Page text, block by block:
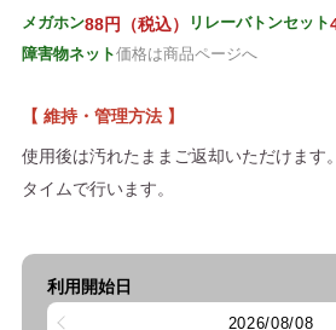
メガホン88円（税込） リレーバトンセット
障害物ネット価格は商品ページへ
【 維持・管理方法 】
使用後は汚れたままご返却いただけます
タイムで行います。
利用開始日
2026/08/08